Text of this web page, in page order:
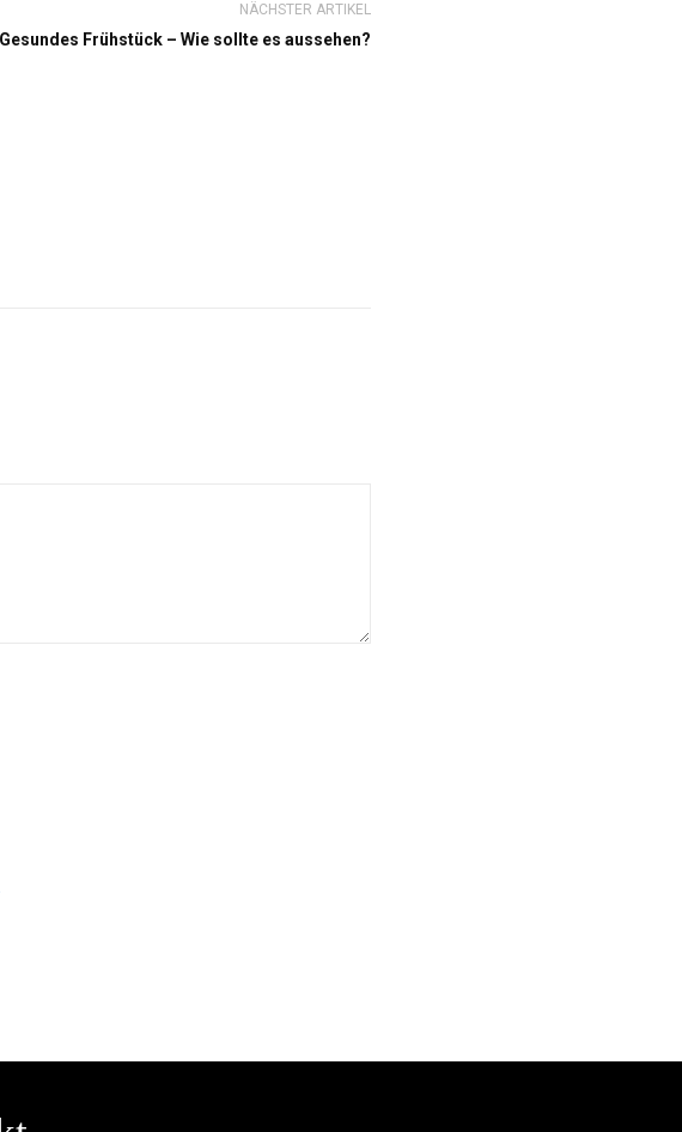
NÄCHSTER ARTIKEL
Gesundes Frühstück – Wie sollte es aussehen?